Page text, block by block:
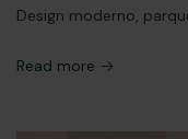
Design moderno,
Read more